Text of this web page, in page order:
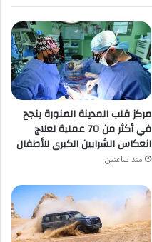
مركز قلب المدينة المنورة ينجح
في أكثر من 70 عملية لعلاج
انعكاس الشرايين الكبرى للأطفال
منذ ساعتين